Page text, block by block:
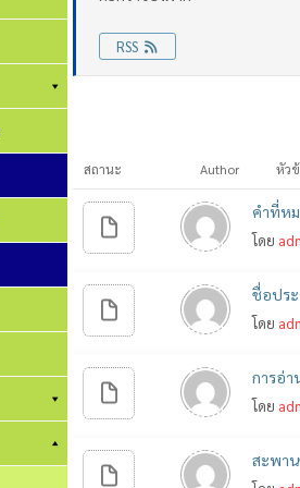
RSS
สถานะ Author หัว
คำที่หม
โดย
ชื่อประ
โดย
การอ่า
โดย
สะพาน